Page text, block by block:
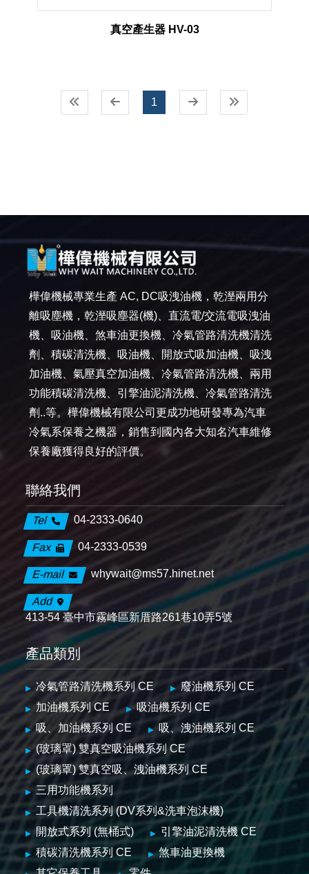
真空產生器 HV-03
1
樺偉機械專業生產 AC, DC吸洩油機，乾溼兩用分
離吸塵機，乾溼吸塵器(機)、直流電/交流電吸洩油
機、吸油機、煞車油更換機、冷氣管路清洗機清洗
劑、積碳清洗機、吸油機、開放式吸加油機、吸洩
加油機、氣壓真空加油機、冷氣管路清洗機、兩用
功能積碳清洗機、引擎油泥清洗機、冷氣管路清洗
劑..等。樺偉機械有限公司更成功地研發專為汽車
冷氣系保養之機器，銷售到國內各大知名汽車維修
保養廠獲得良好的評價。
聯絡我們
Tel 04-2333-0640
Fax 04-2333-0539
E-mail whywait@ms57.hinet.net
Add
413-54 臺中市霧峰區新厝路261巷10弄5號
產品類別
冷氣管路清洗機系列 CE
廢油機系列 CE
加油機系列 CE
吸油機系列 CE
吸、加油機系列 CE
吸、洩油機系列 CE
(玻璃罩) 雙真空吸油機系列 CE
(玻璃罩) 雙真空吸、洩油機系列 CE
三用功能機系列
工具機清洗系列 (DV系列&洗車泡沫機)
開放式系列 (無桶式)
引擎油泥清洗機 CE
積碳清洗機系列 CE
煞車油更換機